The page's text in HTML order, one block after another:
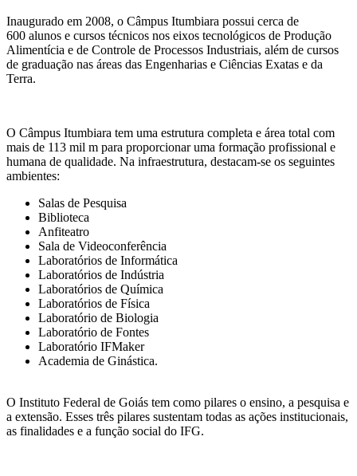
Inaugurado em 2008, o Câmpus Itumbiara possui cerca de
600 alunos e cursos técnicos nos eixos tecnológicos de Produção
Alimentícia e de Controle de Processos Industriais, além de cursos
de graduação nas áreas das Engenharias e Ciências Exatas e da
Terra.
O Câmpus Itumbiara tem uma estrutura completa e área total com
mais de 113 mil m para proporcionar uma formação profissional e
humana de qualidade. Na infraestrutura, destacam-se os seguintes
ambientes:
Salas de Pesquisa
Biblioteca
Anfiteatro
Sala de Videoconferência
Laboratórios de Informática
Laboratórios de Indústria
Laboratórios de Química
Laboratórios de Física
Laboratório de Biologia
Laboratório de Fontes
Laboratório IFMaker
Academia de Ginástica.
O Instituto Federal de Goiás tem como pilares o ensino, a pesquisa e
a extensão. Esses três pilares sustentam todas as ações institucionais,
as finalidades e a função social do IFG.